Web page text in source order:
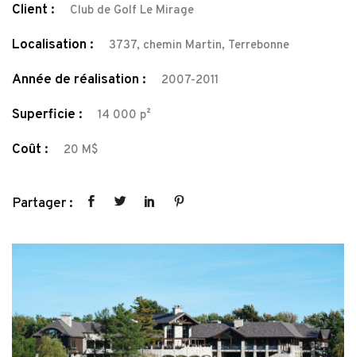
Client : Club de Golf Le Mirage
Localisation : 3737, chemin Martin, Terrebonne
Année de réalisation : 2007-2011
Superficie : 14 000 p²
Coût : 20 M$
Partager :